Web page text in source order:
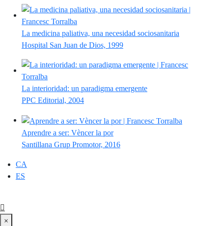
La medicina paliativa, una necesidad sociosanitaria
Hospital San Juan de Dios, 1999
La interioridad: un paradigma emergente
PPC Editorial, 2004
Aprendre a ser: Vèncer la por
Santillana Grup Promotor, 2016
CA
ES
×